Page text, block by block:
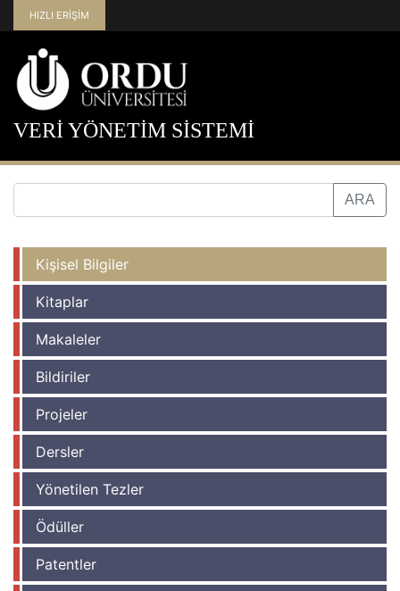
HIZLI ERİŞİM
VERİ YÖNETİM SİSTEMİ
Kişisel Bilgiler
Kitaplar
Makaleler
Bildiriler
Projeler
Dersler
Yönetilen Tezler
Ödüller
Patentler